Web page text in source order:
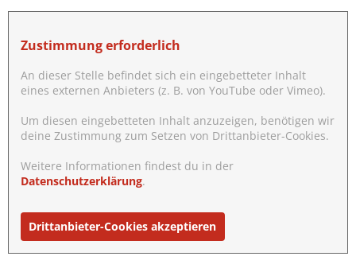
Zustimmung erforderlich
An dieser Stelle befindet sich ein eingebetteter Inhalt
eines externen Anbieters (z. B. von YouTube oder Vimeo).
Um diesen eingebetteten Inhalt anzuzeigen, benötigen wir
deine Zustimmung zum Setzen von Drittanbieter-Cookies.
Weitere Informationen findest du in der
Datenschutzerklärung.
Drittanbieter-Cookies akzeptieren